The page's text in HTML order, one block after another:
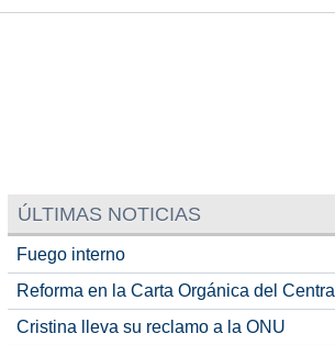
ÚLTIMAS NOTICIAS
Fuego interno
Reforma en la Carta Orgánica del Central
Cristina lleva su reclamo a la ONU